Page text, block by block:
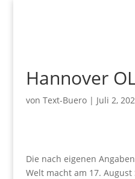
Hannover
von Text-Buero| Juli 2,
Die nach eigenen
Welt macht am 17.